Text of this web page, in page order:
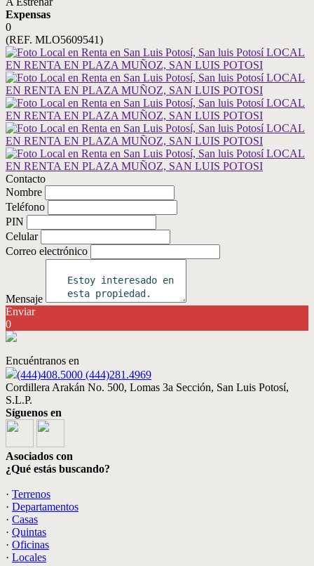
Expensas
0
(REF. MLO5609541)
Contacto
Nombre
Teléfono
PIN
Celular
Correo electrónico
Mensaje
Enviar
0
Encuéntranos en
(444)408.5000 (444)281.4969
Cordillera Arakán No. 500, Lomas 3a Sección, San Luis Potosí,
S.L.P.
Síguenos en
Asociados con
¿Qué estás buscando?
· Terrenos
· Departamentos
· Casas
· Quintas
· Oficinas
· Locales